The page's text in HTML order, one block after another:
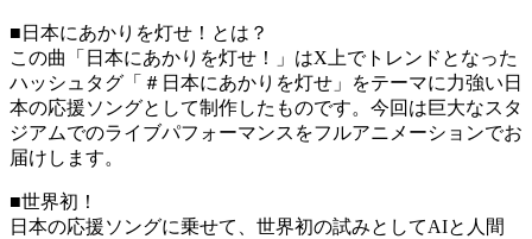
■日本にあかりを灯せ！とは？
この曲「日本にあかりを灯せ！」はX上でトレンドとなった
ハッシュタグ「＃日本にあかりを灯せ」をテーマに力強い日
本の応援ソングとして制作したものです。今回は巨大なスタ
ジアムでのライブパフォーマンスをフルアニメーションでお
届けします。
■世界初！
日本の応援ソングに乗せて、世界初の試みとしてAIと人間